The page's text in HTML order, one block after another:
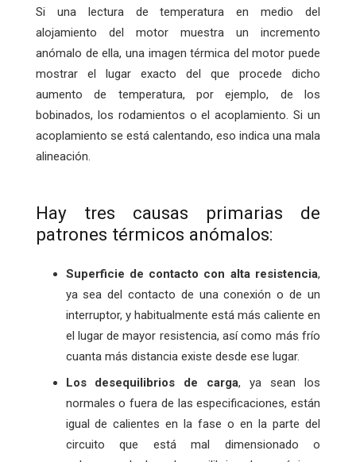
Si una lectura de temperatura en medio del
alojamiento del motor muestra un incremento
anómalo de ella, una imagen térmica del motor puede
mostrar el lugar exacto del que procede dicho
aumento de temperatura, por ejemplo, de los
bobinados, los rodamientos o el acoplamiento. Si un
acoplamiento se está calentando, eso indica una mala
alineación.
Hay tres causas primarias de
patrones térmicos anómalos:
Superficie de contacto con alta resistencia,
ya sea del contacto de una conexión o de un
interruptor, y habitualmente está más caliente en
el lugar de mayor resistencia, así como más frío
cuanta más distancia existe desde ese lugar.
Los desequilibrios de carga, ya sean los
normales o fuera de las especificaciones, están
igual de calientes en la fase o en la parte del
circuito que está mal dimensionado o